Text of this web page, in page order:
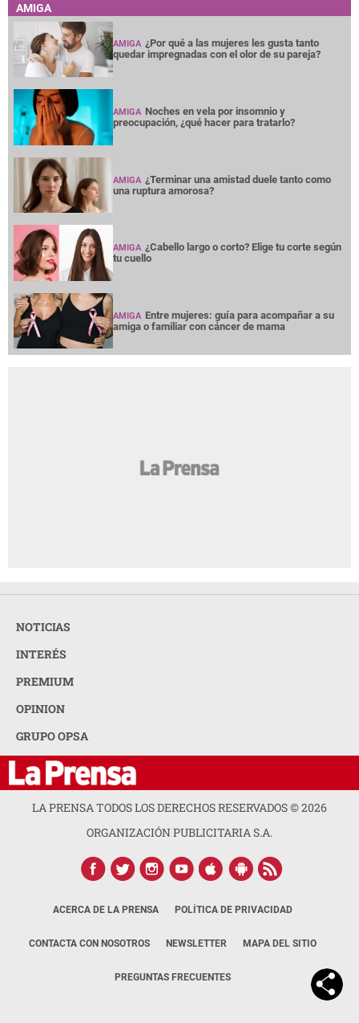
AMIGA
AMIGA ¿Por qué a las mujeres les gusta tanto
quedar impregnadas con el olor de su pareja?
AMIGA Noches en vela por insomnio y
preocupación, ¿qué hacer para tratarlo?
AMIGA ¿Terminar una amistad duele tanto como
una ruptura amorosa?
AMIGA ¿Cabello largo o corto? Elige tu corte según
tu cuello
AMIGA Entre mujeres: guía para acompañar a su
amiga o familiar con cáncer de mama
NOTICIAS
INTERÉS
PREMIUM
OPINION
GRUPO OPSA
LA PRENSA TODOS LOS DERECHOS RESERVADOS ©2026
ORGANIZACIÓN PUBLICITARIA S.A.
ACERCA DE LA PRENSA POLÍTICA DE PRIVACIDAD
CONTACTA CON NOSOTROS NEWSLETTER MAPA DEL SITIO
PREGUNTAS FRECUENTES